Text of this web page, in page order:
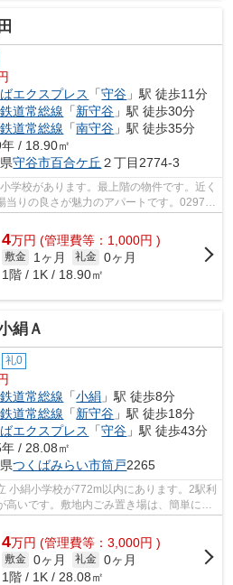
エクスプレス
「守谷 」駅 徒歩11分
道常総線 「新守谷 」駅 徒歩30分
道常総線 「南守谷 」駅 徒歩35分
/ 18.90㎡
守谷市百合ケ丘 ２丁目2774-3
学校があります。最上階の物件です。近く
当りの良さが魅力のアパートです。0297-
館 守...
4万円 (管理費等：1,000円 )
敷金 1ヶ月 礼金 0ヶ月
1階 / 1K / 18.90㎡
絹Ａ
礼0
道常総線 「小絹 」駅 徒歩8分
道常総線 「新守谷 」駅 徒歩18分
エクスプレス
「守谷 」駅 徒歩43分
/ 28.08㎡
つくばみらい市筒戸2265
小絹小学校が772m以内にあります。2駅利
高いです。敷地内ごみ置き場は、簡単にご
移...
4万円 (管理費等：3,000円 )
敷金 0ヶ月 礼金 0ヶ月
1階 / 1K / 28.08㎡